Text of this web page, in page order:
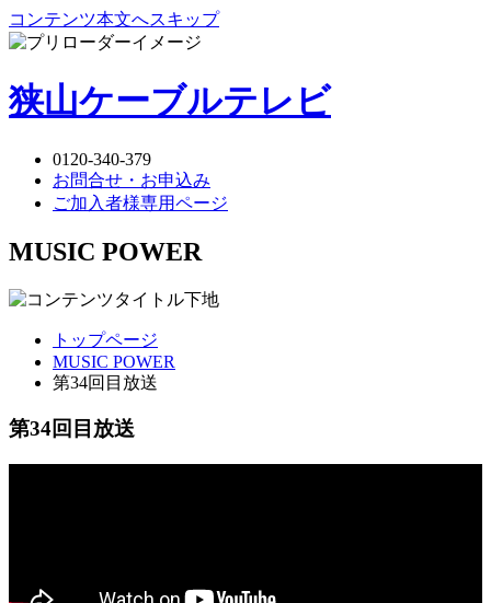
コンテンツ本文へスキップ
狭山ケーブルテレビ
0120-340-379
お問合せ・お申込み
ご加入者様専用ページ
MUSIC POWER
トップページ
MUSIC POWER
第34回目放送
第34回目放送